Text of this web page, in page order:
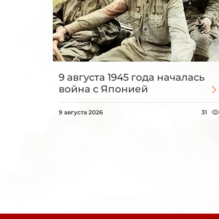
9 августа 1945 года началась
война с Японией
9 августа 2026 31